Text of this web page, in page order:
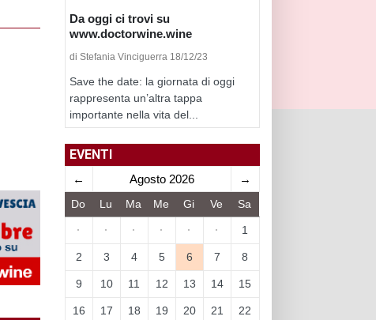
Da oggi ci trovi su
www.doctorwine.wine
di Stefania Vinciguerra 18/12/23
Save the date: la giornata di oggi
rappresenta un’altra tappa
importante nella vita del...
EVENTI
← Agosto 2026 →
Do Lu Ma Me Gi Ve Sa
· · · · · · 1
2 3 4 5 6 7 8
9 10 11 12 13 14 15
16 17 18 19 20 21 22